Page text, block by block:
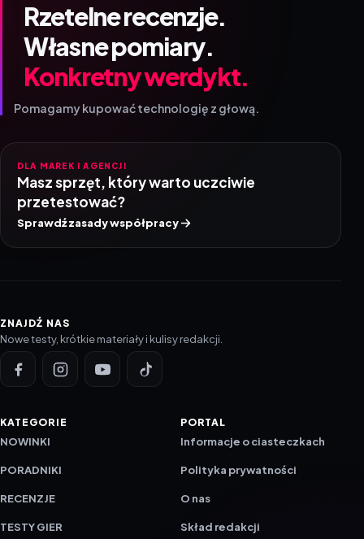
Rzetelne recenzje.
Własne pomiary.
Konkretny werdykt.
Pomagamy kupować technologię z głową.
DLA MAREK I AGENCJI
Masz sprzęt, który warto uczciwie
przetestować?
Sprawdź zasady współpracy
ZNAJDŹ NAS
Nowe testy, krótkie materiały i kulisy redakcji.
KATEGORIE
NOWINKI
PORADNIKI
RECENZJE
TESTY GIER
PORTAL
Informacje o ciasteczkach
Polityka prywatności
O nas
Skład redakcji